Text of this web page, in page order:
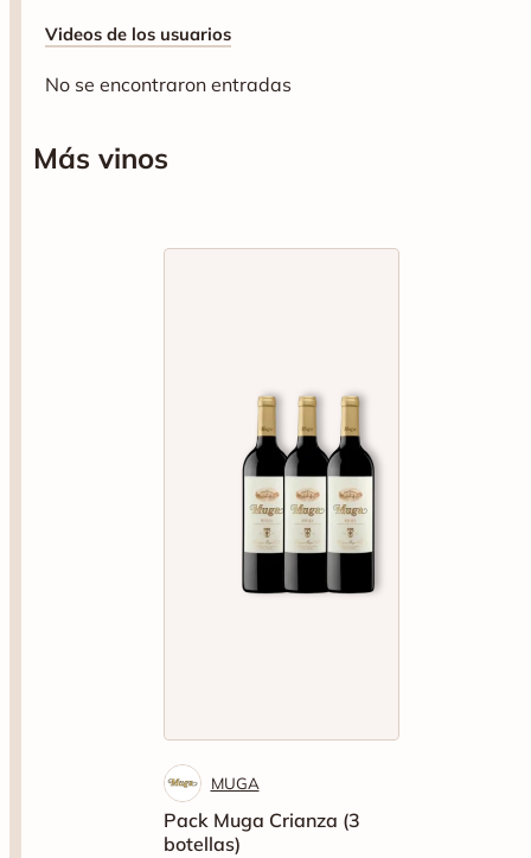
Videos de los usuarios
No se encontraron entradas
Más vinos
MUGA
Pack Muga Crianza (3
botellas)